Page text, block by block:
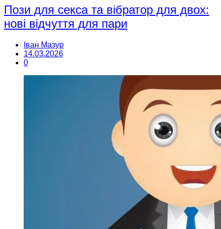
Пози для секса та вібратор для двох:
нові відчуття для пари
Іван Мазур
14.03.2026
0